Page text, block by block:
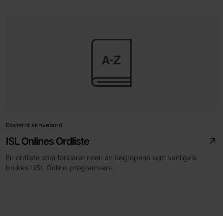
Eksternt skrivebord
ISL Onlines Ordliste
En ordliste som forklarer noen av begrepene som vanligvis
brukes i ISL Online-programvare.